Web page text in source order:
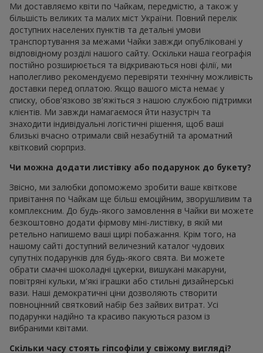
Ми доставляємо квіти по Чайкам, передмістю, а також у
більшість великих та малих міст України. Повний перелік
доступних населених пунктів та детальні умови
транспортування за межами Чайки завжди опубліковані у
відповідному розділі нашого сайту. Оскільки наша географія
постійно розширюється та відкриваються нові філії, ми
наполегливо рекомендуємо перевіряти технічну можливість
доставки перед оплатою. Якщо вашого міста немає у
списку, обов'язково зв'яжіться з нашою службою підтримки
клієнтів. Ми завжди намагаємося йти назустріч та
знаходити індивідуальні логістичні рішення, щоб ваші
близькі вчасно отримали свій незабутній та ароматний
квітковий сюрприз.
Чи можна додати листівку або подарунок до букету?
Звісно, ми залюбки допоможемо зробити ваше квіткове
привітання по Чайкам ще більш емоційним, зворушливим та
комплексним. До будь-якого замовлення в Чайки ви можете
безкоштовно додати фірмову міні-листівку, в якій ми
ретельно напишемо ваші щирі побажання. Крім того, на
нашому сайті доступний величезний каталог чудових
супутніх подарунків для будь-якого свята. Ви можете
обрати смачні шоколадні цукерки, вишукані макаруни,
повітряні кульки, м'які іграшки або стильні дизайнерські
вази. Наші демократичні ціни дозволяють створити
повноцінний святковий набір без зайвих витрат. Усі
подарунки надійно та красиво пакуються разом із
вибраними квітами.
Скільки часу стоять гіпсофіли у свіжому вигляді?